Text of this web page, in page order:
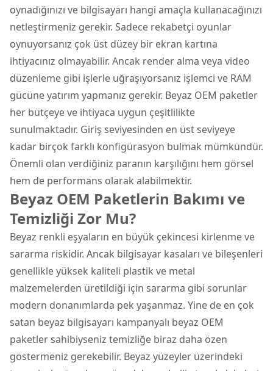
oynadığınızı ve bilgisayarı hangi amaçla kullanacağınızı
netleştirmeniz gerekir. Sadece rekabetçi oyunlar
oynuyorsanız çok üst düzey bir ekran kartına
ihtiyacınız olmayabilir. Ancak render alma veya video
düzenleme gibi işlerle uğraşıyorsanız işlemci ve RAM
gücüne yatırım yapmanız gerekir. Beyaz OEM paketler
her bütçeye ve ihtiyaca uygun çeşitlilikte
sunulmaktadır. Giriş seviyesinden en üst seviyeye
kadar birçok farklı konfigürasyon bulmak mümkündür.
Önemli olan verdiğiniz paranın karşılığını hem görsel
hem de performans olarak alabilmektir.
Beyaz OEM Paketlerin Bakımı ve
Temizliği Zor Mu?
Beyaz renkli eşyaların en büyük çekincesi kirlenme ve
sararma riskidir. Ancak bilgisayar kasaları ve bileşenleri
genellikle yüksek kaliteli plastik ve metal
malzemelerden üretildiği için sararma gibi sorunlar
modern donanımlarda pek yaşanmaz. Yine de en çok
satan beyaz bilgisayarı kampanyalı beyaz OEM
paketler sahibiyseniz temizliğe biraz daha özen
göstermeniz gerekebilir. Beyaz yüzeyler üzerindeki